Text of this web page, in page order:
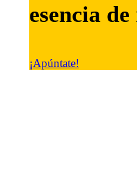
esencia
¡Apúntate!